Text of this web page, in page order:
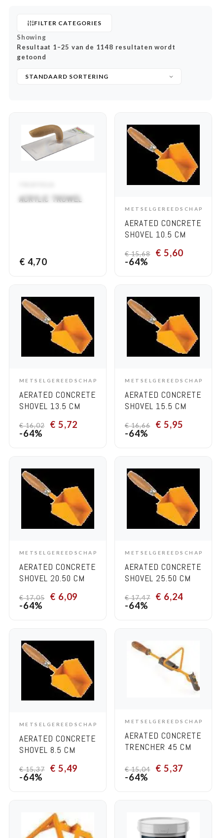
FILTER CATEGORIES
Showing
Resultaat 1–25 van de 1148 resultaten wordt
getoond
ACRYLIC TROWEL
€ 4,70
ADD TO CART
METSELGEREEDSCHAP
AERATED CONCRETE
SHOVEL 10.5 CM
€15,68 € 5,60
-64%
ADD TO CART
METSELGEREEDSCHAP
AERATED CONCRETE
SHOVEL 13.5 CM
€16,02 € 5,72
-64%
ADD TO CART
METSELGEREEDSCHAP
AERATED CONCRETE
SHOVEL 15.5 CM
€16,66 € 5,95
-64%
ADD TO CART
METSELGEREEDSCHAP
AERATED CONCRETE
SHOVEL 20.50 CM
€17,05 € 6,09
-64%
ADD TO CART
METSELGEREEDSCHAP
AERATED CONCRETE
SHOVEL 25.50 CM
€17,47 € 6,24
-64%
ADD TO CART
METSELGEREEDSCHAP
AERATED CONCRETE
SHOVEL 8.5 CM
€15,37 € 5,49
-64%
ADD TO CART
METSELGEREEDSCHAP
AERATED CONCRETE
TRENCHER 45 CM
€15,04 € 5,37
-64%